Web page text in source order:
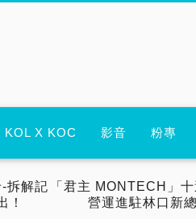
KOL X KOC 影音 粉專
拆解記
！
「君主 MONTECH」
營運進駐林口新